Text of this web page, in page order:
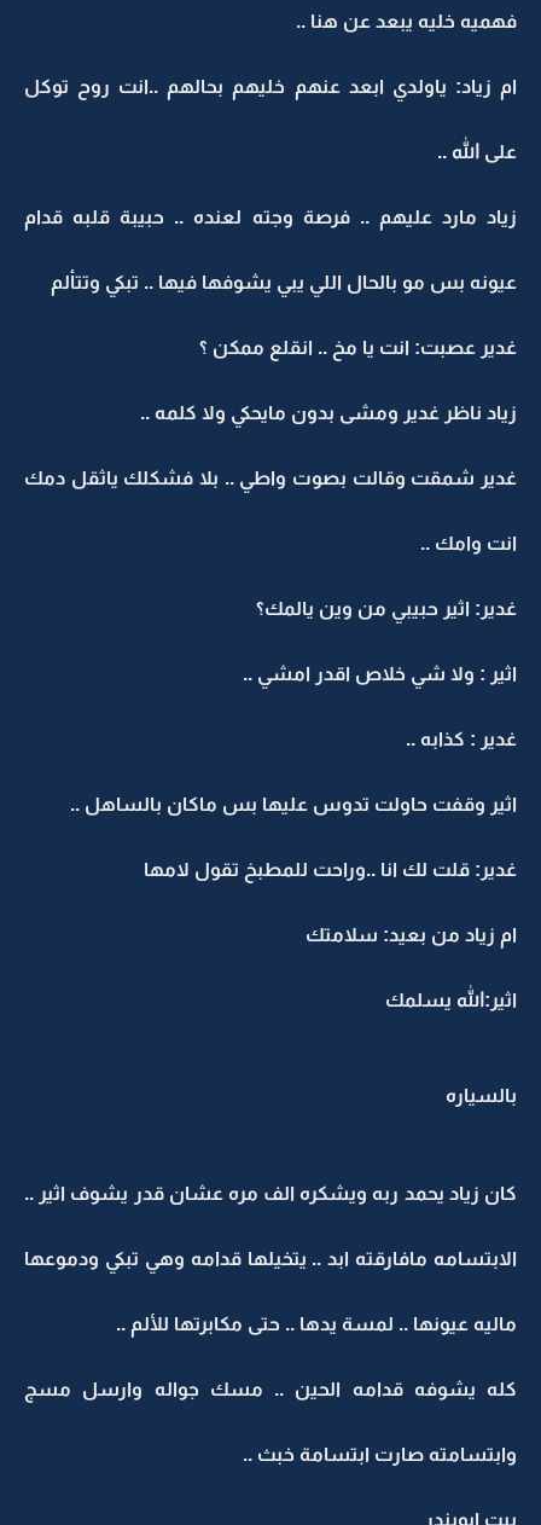
فهميه خليه يبعد عن هنا ..
ام زياد: ياولدي ابعد عنهم خليهم بحالهم ..انت روح توكل
على الله ..
زياد مارد عليهم .. فرصة وجته لعنده .. حبيبة قلبه قدام
عيونه بس مو بالحال اللي يبي يشوفها فيها .. تبكي وتتألم
غدير عصبت: انت يا مخ .. انقلع ممكن ؟
زياد ناظر غدير ومشى بدون مايحكي ولا كلمه ..
غدير شمقت وقالت بصوت واطي .. بلا فشكلك ياثقل دمك
انت وامك ..
غدير: اثير حبيبي من وين يالمك؟
اثير : ولا شي خلاص اقدر امشي ..
غدير : كذابه ..
اثير وقفت حاولت تدوس عليها بس ماكان بالساهل ..
غدير: قلت لك انا ..وراحت للمطبخ تقول لامها
ام زياد من بعيد: سلامتك
اثير:الله يسلمك
بالسياره
كان زياد يحمد ربه ويشكره الف مره عشان قدر يشوف اثير ..
الابتسامه مافارقته ابد .. يتخيلها قدامه وهي تبكي ودموعها
ماليه عيونها .. لمسة يدها .. حتى مكابرتها للألم ..
كله يشوفه قدامه الحين .. مسك جواله وارسل مسج
وابتسامته صارت ابتسامة خبث ..
بيت ابوبندر